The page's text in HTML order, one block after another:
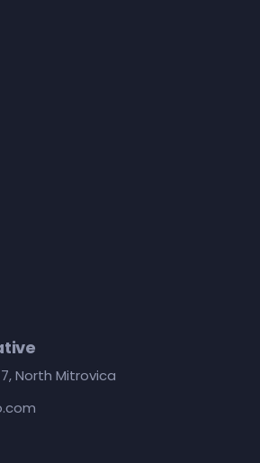
North Mitrovica